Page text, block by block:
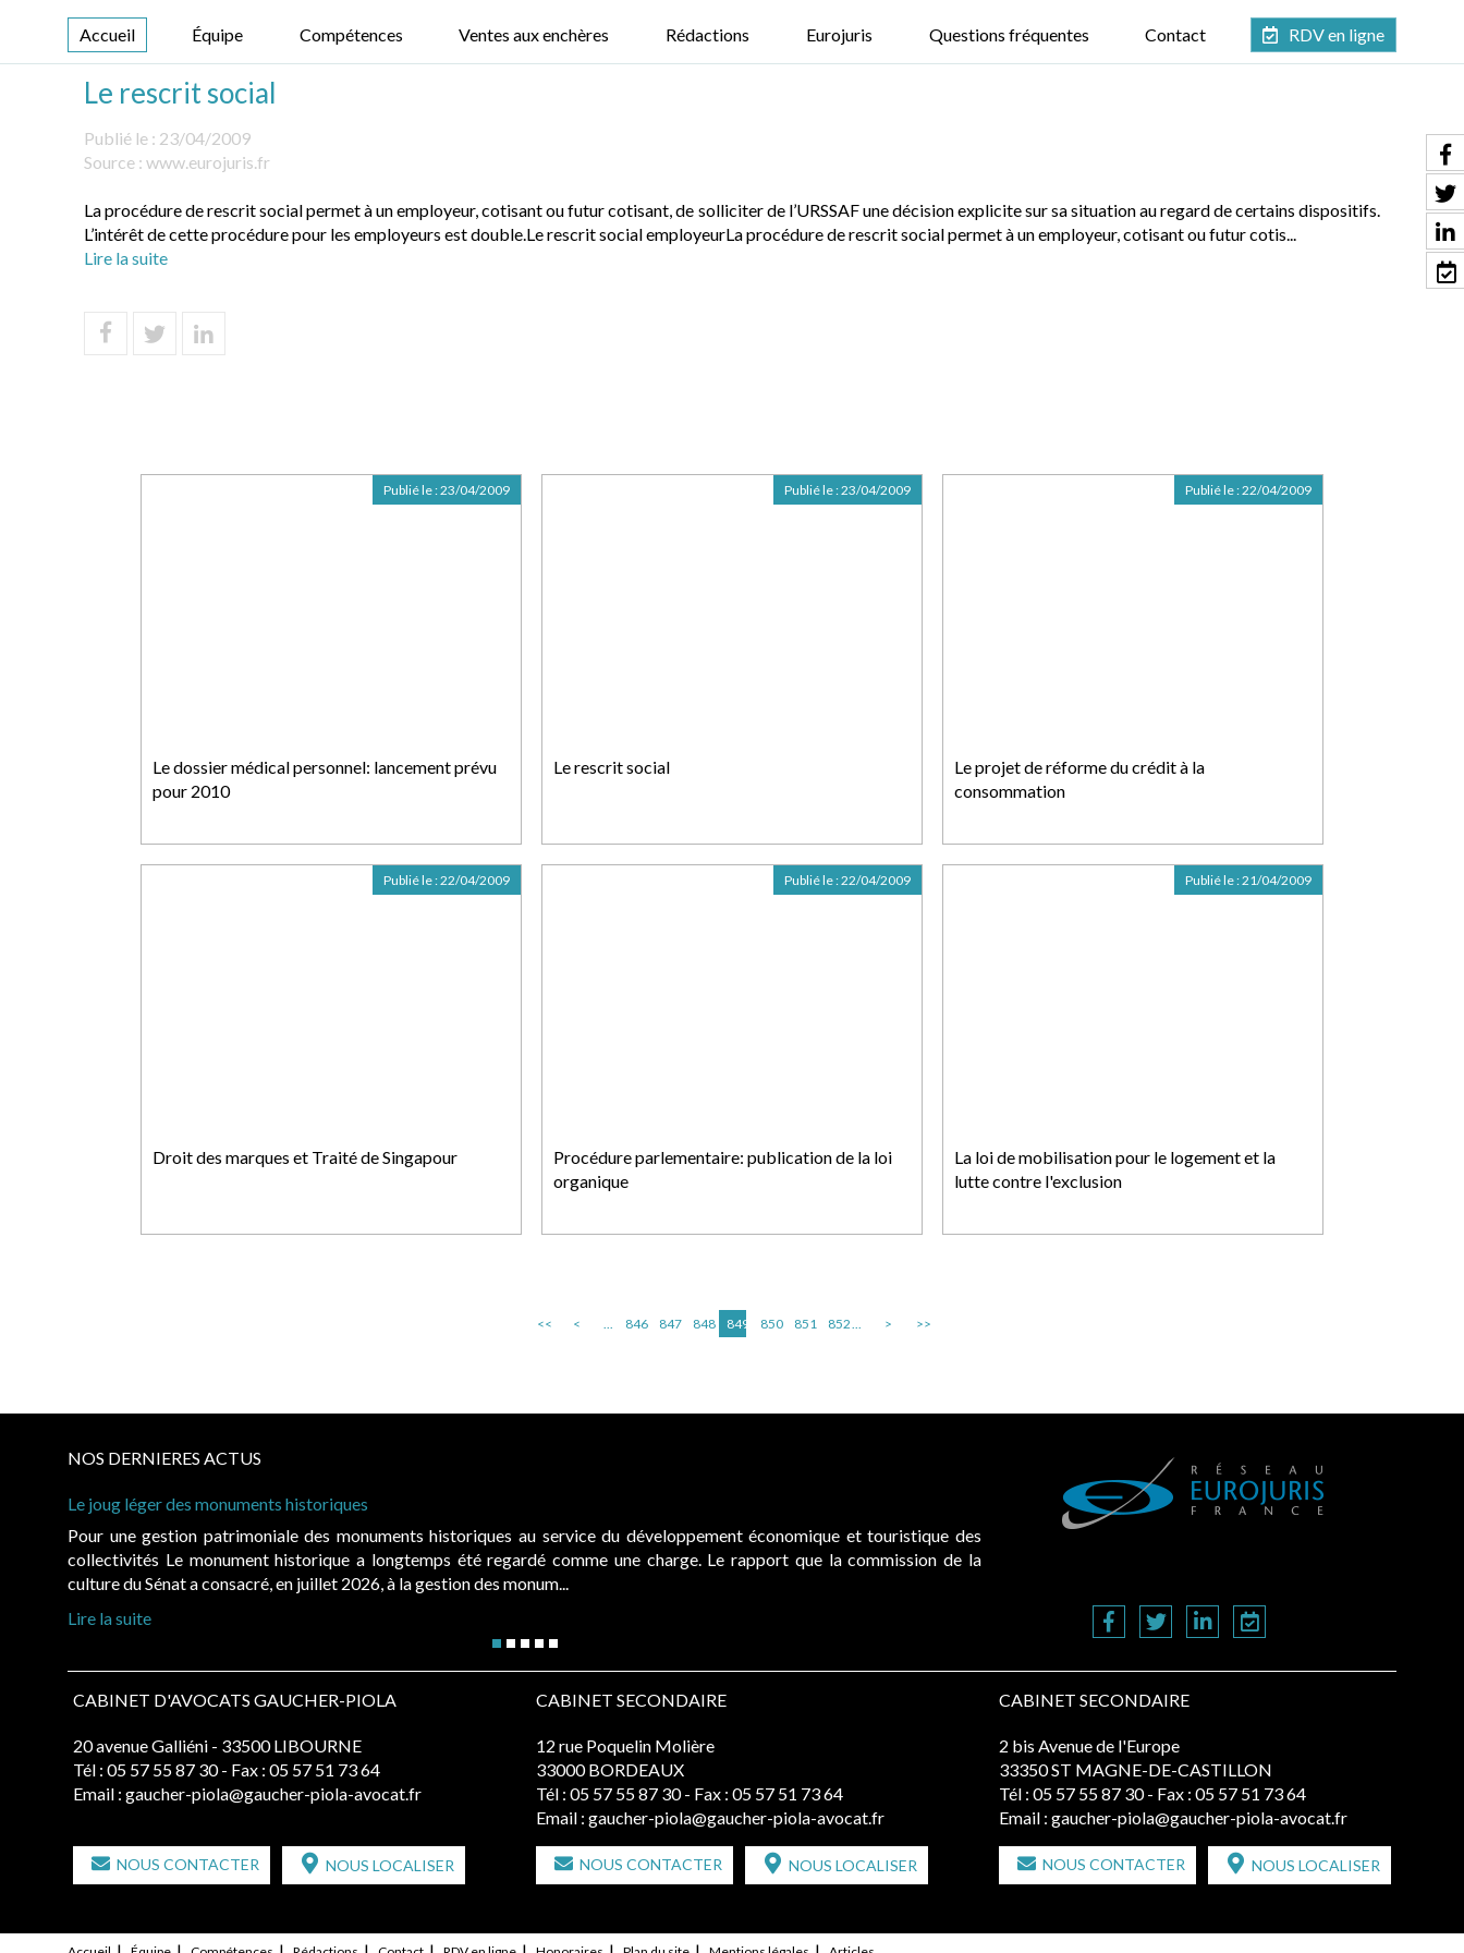
Accueil Équipe Compétences Ventes aux enchères Rédactions Eurojuris Questions fréquentes Contact RDV en ligne
Le rescrit social
Publié le : 23/04/2009
Source : www.eurojuris.fr
La procédure de rescrit social permet à un employeur, cotisant ou futur cotisant, de solliciter de l’URSSAF une décision explicite sur sa situation au regard de certains dispositifs.
L’intérêt de cette procédure pour les employeurs est double.Le rescrit social employeurLa procédure de rescrit social permet à un employeur, cotisant ou futur cotis...
Lire la suite
Le dossier médical personnel: lancement prévu
pour 2010
Publié le :23/04/2009
Le rescrit social
Publié le :23/04/2009
Le projet de réforme du crédit à la
consommation
Publié le :22/04/2009
Droit des marques et Traité de Singapour
Publié le :22/04/2009
Procédure parlementaire: publication de la loi
organique
Publié le :22/04/2009
La loi de mobilisation pour le logement et la
lutte contre l'exclusion
Publié le :21/04/2009
<< < ... 846 847 848 849 850 851 852... > >>
NOS DERNIERES ACTUS
Le joug léger des monuments historiques
Pour une gestion patrimoniale des monuments historiques au service du développement économique et touristique des
collectivités Le monument historique a longtemps été regardé comme une charge. Le rapport que la commission de la
culture du Sénat a consacré, en juillet 2026, à la gestion des monum...
Lire la suite
CABINET D'AVOCATS GAUCHER-PIOLA
20 avenue Galliéni - 33500 LIBOURNE
Tél : 05 57 55 87 30 - Fax : 05 57 51 73 64
Email : gaucher-piola@gaucher-piola-avocat.fr
NOUS CONTACTER NOUS LOCALISER
CABINET SECONDAIRE
12 rue Poquelin Molière
33000 BORDEAUX
Tél : 05 57 55 87 30 - Fax : 05 57 51 73 64
Email : gaucher-piola@gaucher-piola-avocat.fr
NOUS CONTACTER NOUS LOCALISER
CABINET SECONDAIRE
2 bis Avenue de l'Europe
33350 ST MAGNE-DE-CASTILLON
Tél : 05 57 55 87 30 - Fax : 05 57 51 73 64
Email : gaucher-piola@gaucher-piola-avocat.fr
NOUS CONTACTER NOUS LOCALISER